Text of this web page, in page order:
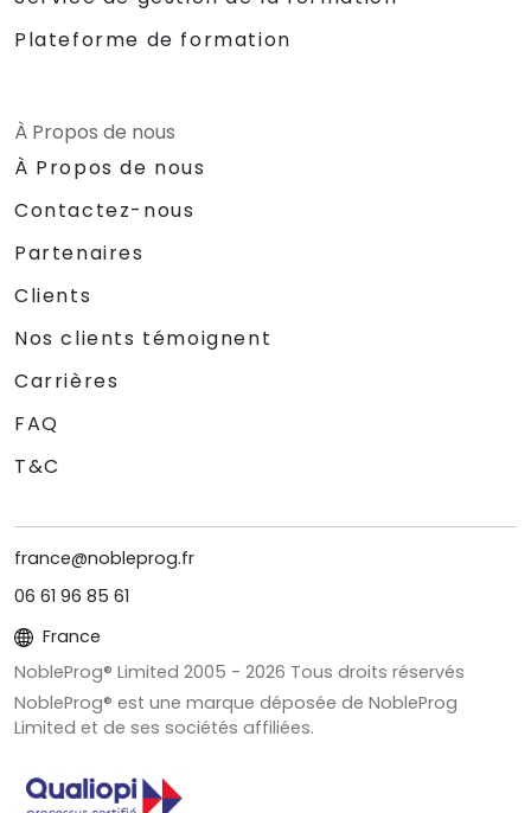
Plateforme de formation
À Propos de nous
À Propos de nous
Contactez-nous
Partenaires
Clients
Nos clients témoignent
Carrières
FAQ
T&C
france@nobleprog.fr
06 61 96 85 61
France
NobleProg® Limited 2005 - 2026 Tous droits réservés
NobleProg® est une marque déposée de NobleProg
Limited et de ses sociétés affiliées.